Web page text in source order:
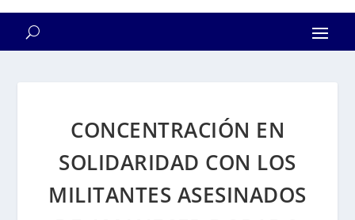
CONCENTRACIÓN EN
SOLIDARIDAD CON LOS
MILITANTES ASESINADOS